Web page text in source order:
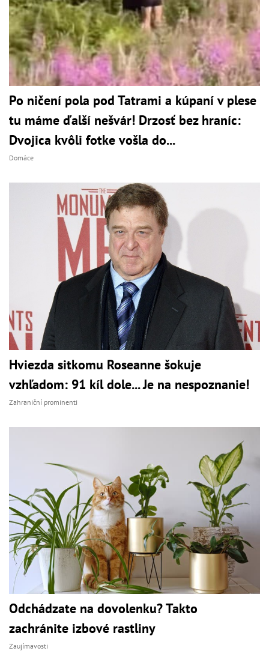
Po ničení pola pod Tatrami a kúpaní v plese
tu máme ďalší nešvár! Drzosť bez hraníc:
Dvojica kvôli fotke vošla do...
Domáce
Hviezda sitkomu Roseanne šokuje
vzhľadom: 91 kíl dole... Je na nespoznanie!
Zahraniční prominenti
Odchádzate na dovolenku? Takto
zachránite izbové rastliny
Zaujímavosti